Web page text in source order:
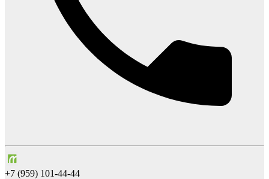
+7 (959) 101-44-44